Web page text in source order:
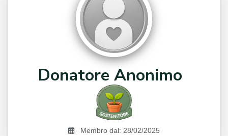
Donatore Anonimo
Membro dal: 28/02/2025